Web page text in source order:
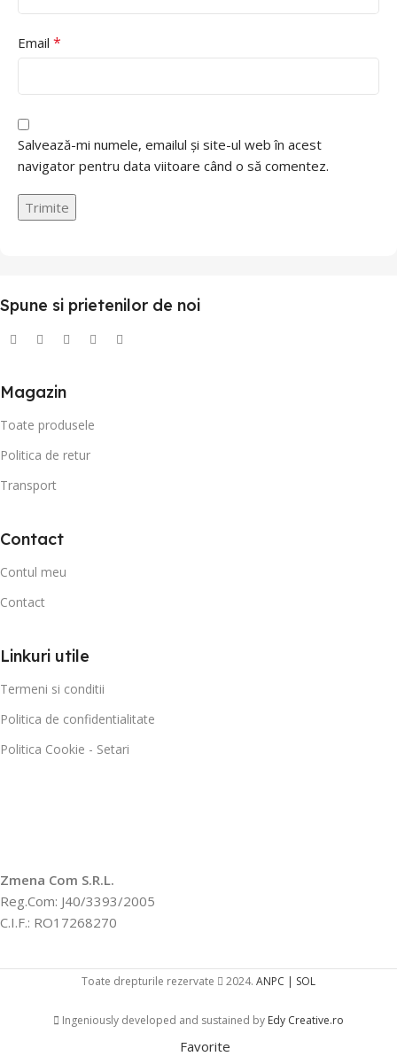
Email *
Salvează-mi numele, emailul și site-ul web în acest
navigator pentru data viitoare când o să comentez.
Spune si prietenilor de noi
Magazin
Toate produsele
Politica de retur
Transport
Contact
Contul meu
Contact
Linkuri utile
Termeni si conditii
Politica de confidentialitate
Politica Cookie - Setari
Zmena Com S.R.L.
Reg.Com: J40/3393/2005
C.I.F.: RO17268270
Toate drepturile rezervate 2024. ANPC | SOL
Ingeniously developed and sustained by Edy Creative.ro
Favorite